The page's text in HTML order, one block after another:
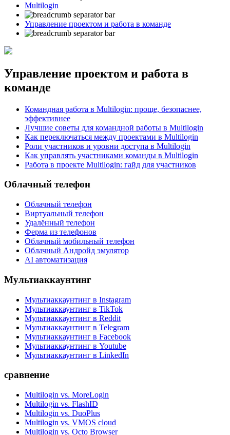
Multilogin
Управление проектом и работа в команде
Управление проектом и работа в
команде
Командная работа в Multilogin: проще, безопаснее,
эффективнее
Лучшие советы для командной работы в Multilogin
Как переключаться между проектами в Multilogin
Роли участников и уровни доступа в Multilogin
Как управлять участниками команды в Multilogin
Работа в проекте Multilogin: гайд для участников
Облачный телефон
Облачный телефон
Виртуальный телефон
Удалённый телефон
Ферма из телефонов
Облачный мобильный телефон
Облачный Андройд эмулятор
AI автоматизация
Мультиаккаунтинг
Мультиаккаунтинг в Instagram
Мультиаккаунтинг в TikTok
Мультиаккаунтинг в Reddit
Мультиаккаунтинг в Telegram
Мультиаккаунтинг в Facebook
Мультиаккаунтинг в Youtube
Мультиаккаунтинг в LinkedIn
сравнение
Multilogin vs. MoreLogin
Multilogin vs. FlashID
Multilogin vs. DuoPlus
Multilogin vs. VMOS cloud
Multilogin vs. Octo Browser